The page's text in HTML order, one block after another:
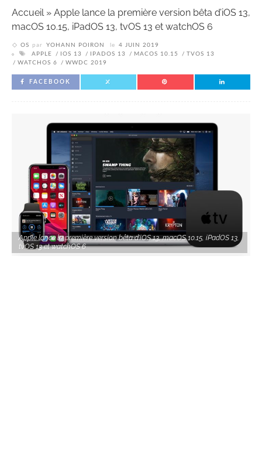
Accueil» Apple lance la première version bêta d’iOS 13,
macOS 10.15, iPadOS 13, tvOS 13 et watchOS 6
OS par YOHANN POIRON le
4 JUIN 2019
APPLE
IOS 13 IPADOS 13 MACOS 10.15
TVOS 13
WATCHOS 6
WWDC 2019
FACEBOOK
Apple lance la première version bêta d'iOS 13, macOS 10.15, iPadOS 13,
tvOS 13 et watchOS 6